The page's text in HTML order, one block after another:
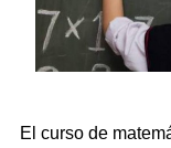
El curso de